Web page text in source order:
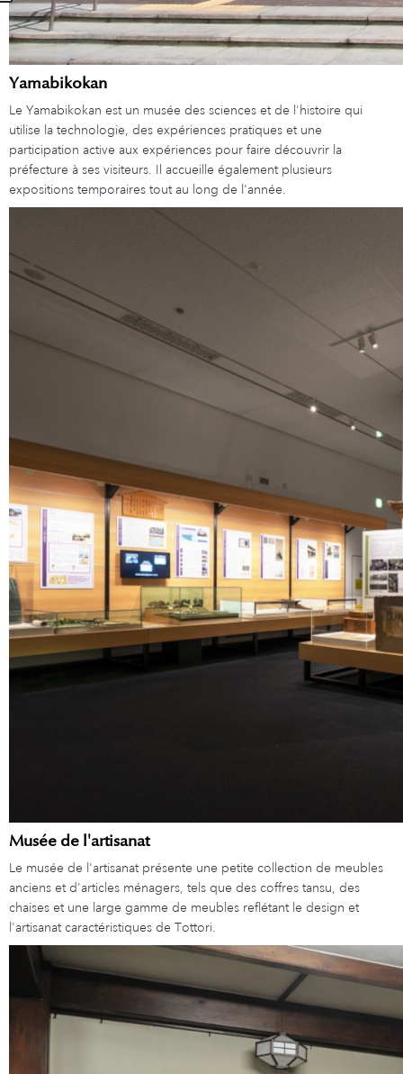
Yamabikokan
Le Yamabikokan est un musée des sciences et de l'histoire qui
utilise la technologie, des expériences pratiques et une
participation active aux expériences pour faire découvrir la
préfecture à ses visiteurs. Il accueille également plusieurs
expositions temporaires tout au long de l'année.
Musée de l'artisanat
Le musée de l'artisanat présente une petite collection de meubles
anciens et d'articles ménagers, tels que des coffres tansu, des
chaises et une large gamme de meubles reflétant le design et
l'artisanat caractéristiques de Tottori.